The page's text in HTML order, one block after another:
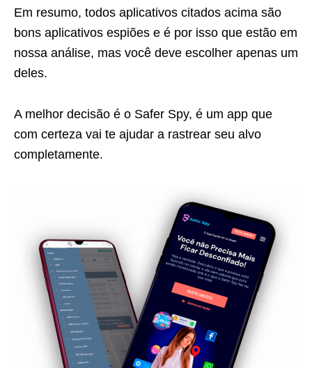
Em resumo, todos aplicativos citados acima são
bons aplicativos espiões e é por isso que estão em
nossa análise, mas você deve escolher apenas um
deles.
A melhor decisão é o Safer Spy, é um app que
com certeza vai te ajudar a rastrear seu alvo
completamente.